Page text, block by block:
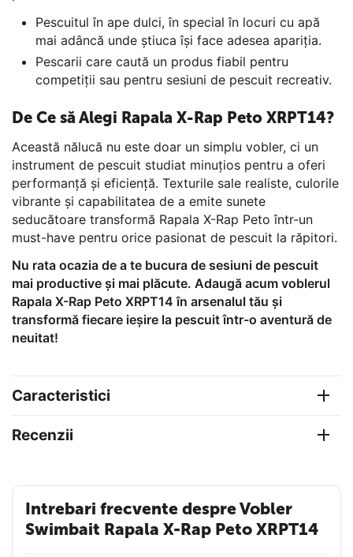
Pescuitul în ape dulci, în special în locuri cu apă
mai adâncă unde știuca își face adesea apariția.
Pescarii care caută un produs fiabil pentru
competiții sau pentru sesiuni de pescuit recreativ.
De Ce să Alegi Rapala X-Rap Peto XRPT14?
Această nălucă nu este doar un simplu vobler, ci un
instrument de pescuit studiat minuțios pentru a oferi
performanță și eficiență. Texturile sale realiste, culorile
vibrante și capabilitatea de a emite sunete
seducătoare transformă Rapala X-Rap Peto într-un
must-have pentru orice pasionat de pescuit la răpitori.
Nu rata ocazia de a te bucura de sesiuni de pescuit
mai productive și mai plăcute. Adaugă acum voblerul
Rapala X-Rap Peto XRPT14 în arsenalul tău și
transformă fiecare ieșire la pescuit într-o aventură de
neuitat!
Caracteristici
Recenzii
Intrebari frecvente despre Vobler
Swimbait Rapala X-Rap Peto XRPT14